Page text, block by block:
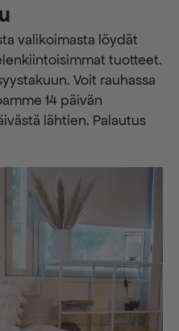
valikoimasta löydät
tuotteet.
Voit rauhassa
14 päivän
lähtien. Palautus